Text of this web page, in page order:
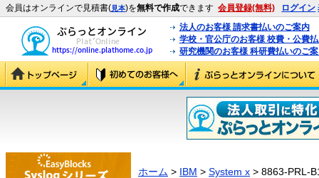
会員はオンラインで見積書(見本)を無料で作成できます 会員登録(無料) ログイン
法人のお客様 請求書払いのご案内
学校・官公庁のお客様 校費・公費
研究機関のお客様 科研費払いのご
ホーム > IBM > System x > 8863-PRL-